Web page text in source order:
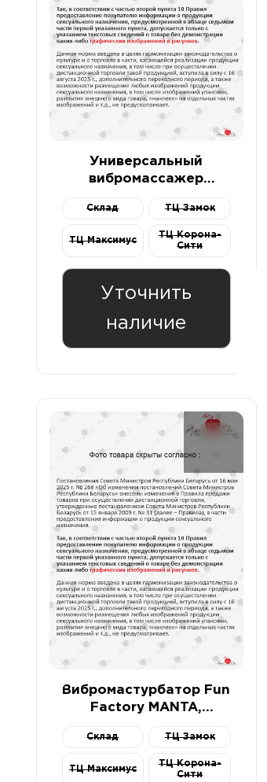
Универсальный
вибромассажер
Pleasure Tool красный
Склад ТЦ Замок
ТЦ Максимус
ТЦ Корона-
Сити
Уточнить
наличие
Вибромастурбатор Fun
Factory MANTA,
Склад ТЦ Замок
ТЦ Максимус
ТЦ Корона-
Сити